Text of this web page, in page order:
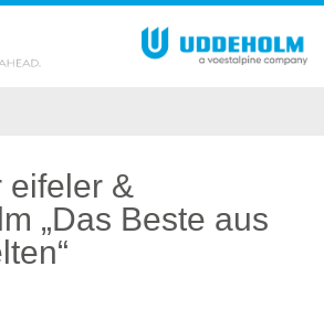
eifeler &
„Das Beste aus